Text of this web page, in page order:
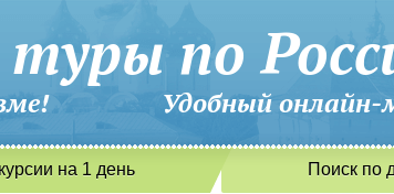
по
Удобный онлайн-
на 1 день Поиск по